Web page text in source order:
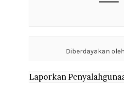
Diberdayakan oleh
Laporkan